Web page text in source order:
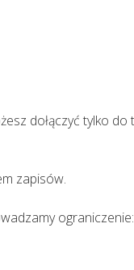
dołączyć tylko
zapisów.